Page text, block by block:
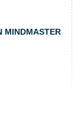
MINDMASTER